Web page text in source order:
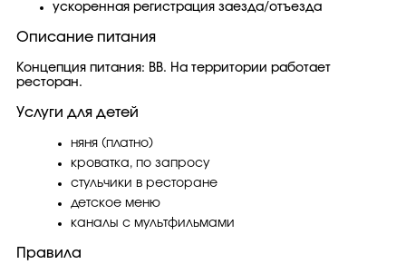
ускоренная регистрация заезда/отъезда
Описание питания
Концепция питания: BB. На территории работает
ресторан.
Услуги для детей
няня (платно)
кроватка, по запросу
стульчики в ресторане
детское меню
каналы с мультфильмами
Правила